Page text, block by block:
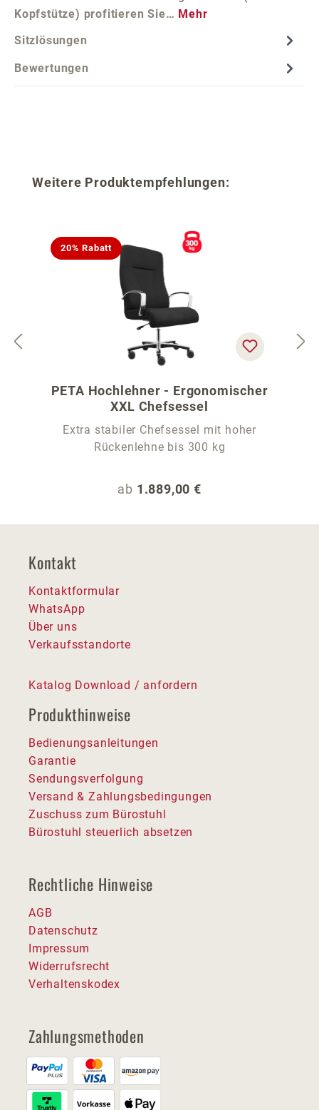
Kopfstütze) profitieren Sie… Mehr
Sitzlösungen
Bewertungen
Produktgalerie überspringen
Weitere Produktempfehlungen:
20% Rabatt
PETA Hochlehner - Ergonomischer
XXL Chefsessel
Extra stabiler Chefsessel mit hoher
Rückenlehne bis 300 kg
Regulärer Preis:
ab 1.889,00 €
Kontakt
Kontaktformular
WhatsApp
Über uns
Verkaufsstandorte
Katalog Download / anfordern
Produkthinweise
Bedienungsanleitungen
Garantie
Sendungsverfolgung
Versand & Zahlungsbedingungen
Zuschuss zum Bürostuhl
Bürostuhl steuerlich absetzen
Rechtliche Hinweise
AGB
Datenschutz
Impressum
Widerrufsrecht
Verhaltenskodex
Zahlungsmethoden